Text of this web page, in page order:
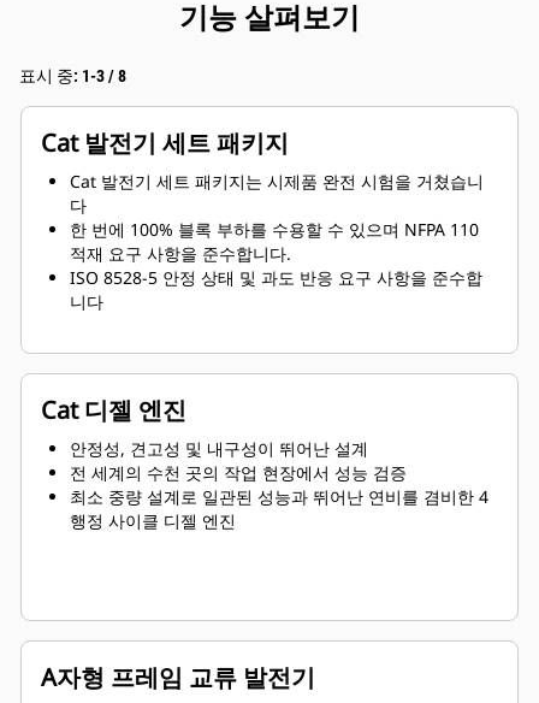
기능 살펴보기
표시 중: 1-3 / 8
Cat 발전기 세트 패키지
Cat 발전기 세트 패키지는 시제품 완전 시험을 거쳤습니
다
한 번에 100% 블록 부하를 수용할 수 있으며 NFPA 110
적재 요구 사항을 준수합니다.
ISO 8528-5 안정 상태 및 과도 반응 요구 사항을 준수합
니다
Cat 디젤 엔진
안정성, 견고성 및 내구성이 뛰어난 설계
전 세계의 수천 곳의 작업 현장에서 성능 검증
최소 중량 설계로 일관된 성능과 뛰어난 연비를 겸비한 4
행정 사이클 디젤 엔진
A자형 프레임 교류 발전기